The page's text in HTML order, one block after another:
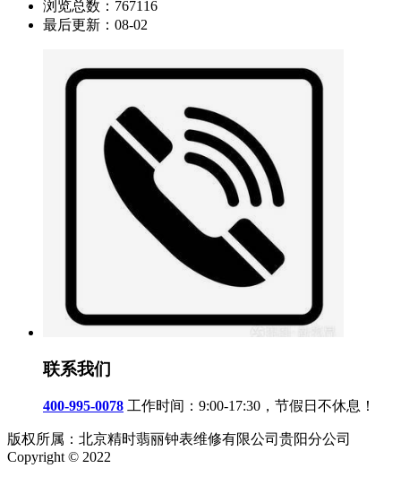
浏览总数： 767116
最后更新： 08-02
联系我们
400-995-0078 工作时间：9:00-17:30，节假日不休息！
版权所属：北京精时翡丽钟表维修有限公司贵阳分公司
Copyright © 2022